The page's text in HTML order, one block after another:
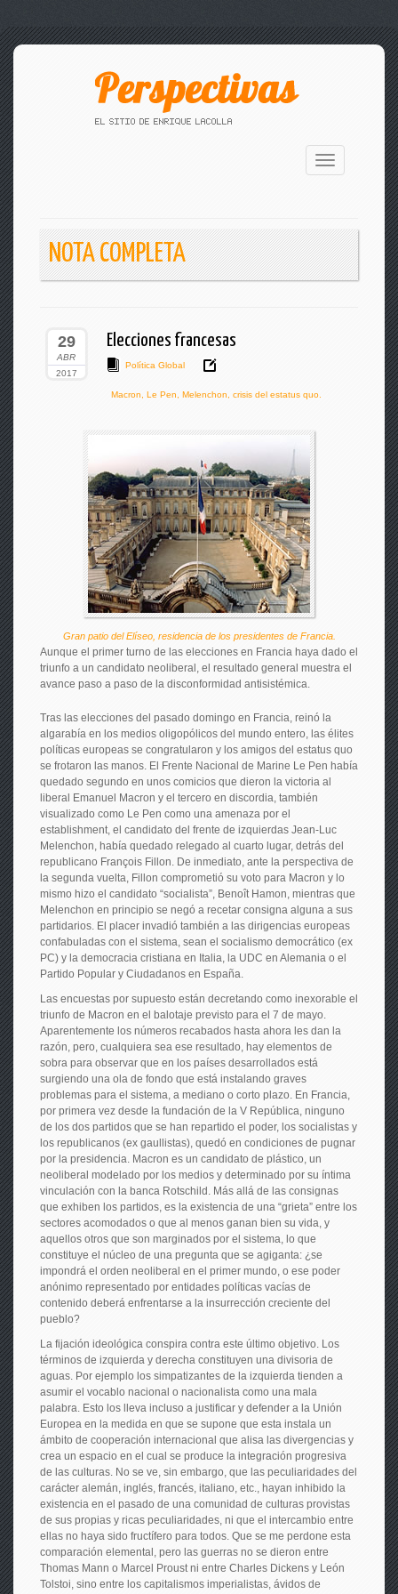
Toggle
navigation
NOTA COMPLETA
29
ABR
2017
Elecciones francesas
Política Global
Macron Le Pen Melenchon crisis del estatus quo.
Gran patio del Elíseo, residencia de los presidentes de Francia.
Aunque el primer turno de las elecciones en Francia haya dado el
triunfo a un candidato neoliberal, el resultado general muestra el
avance paso a paso de la disconformidad antisistémica.
Tras las elecciones del pasado domingo en Francia, reinó la
algarabía en los medios oligopólicos del mundo entero, las élites
políticas europeas se congratularon y los amigos del estatus quo
se frotaron las manos. El Frente Nacional de Marine Le Pen había
quedado segundo en unos comicios que dieron la victoria al
liberal Emanuel Macron y el tercero en discordia, también
visualizado como Le Pen como una amenaza por el
establishment, el candidato del frente de izquierdas Jean-Luc
Melenchon, había quedado relegado al cuarto lugar, detrás del
republicano François Fillon. De inmediato, ante la perspectiva de
la segunda vuelta, Fillon comprometió su voto para Macron y lo
mismo hizo el candidato “socialista”, Benoît Hamon, mientras que
Melenchon en principio se negó a recetar consigna alguna a sus
partidarios. El placer invadió también a las dirigencias europeas
confabuladas con el sistema, sean el socialismo democrático (ex
PC) y la democracia cristiana en Italia, la UDC en Alemania o el
Partido Popular y Ciudadanos en España.
Las encuestas por supuesto están decretando como inexorable el
triunfo de Macron en el balotaje previsto para el 7 de mayo.
Aparentemente los números recabados hasta ahora les dan la
razón, pero, cualquiera sea ese resultado, hay elementos de
sobra para observar que en los países desarrollados está
surgiendo una ola de fondo que está instalando graves
problemas para el sistema, a mediano o corto plazo. En Francia,
por primera vez desde la fundación de la V República, ninguno
de los dos partidos que se han repartido el poder, los socialistas y
los republicanos (ex gaullistas), quedó en condiciones de pugnar
por la presidencia. Macron es un candidato de plástico, un
neoliberal modelado por los medios y determinado por su íntima
vinculación con la banca Rotschild. Más allá de las consignas
que exhiben los partidos, es la existencia de una “grieta” entre los
sectores acomodados o que al menos ganan bien su vida, y
aquellos otros que son marginados por el sistema, lo que
constituye el núcleo de una pregunta que se agiganta: ¿se
impondrá el orden neoliberal en el primer mundo, o ese poder
anónimo representado por entidades políticas vacías de
contenido deberá enfrentarse a la insurrección creciente del
pueblo?
La fijación ideológica conspira contra este último objetivo. Los
términos de izquierda y derecha constituyen una divisoria de
aguas. Por ejemplo los simpatizantes de la izquierda tienden a
asumir el vocablo nacional o nacionalista como una mala
palabra. Esto los lleva incluso a justificar y defender a la Unión
Europea en la medida en que se supone que esta instala un
ámbito de cooperación internacional que alisa las divergencias y
crea un espacio en el cual se produce la integración progresiva
de las culturas. No se ve, sin embargo, que las peculiaridades del
carácter alemán, inglés, francés, italiano, etc., hayan inhibido la
existencia en el pasado de una comunidad de culturas provistas
de sus propias y ricas peculiaridades, ni que el intercambio entre
ellas no haya sido fructífero para todos. Que se me perdone esta
comparación elemental, pero las guerras no se dieron entre
Thomas Mann o Marcel Proust ni entre Charles Dickens y León
Tolstoi, sino entre los capitalismos imperialistas, ávidos de